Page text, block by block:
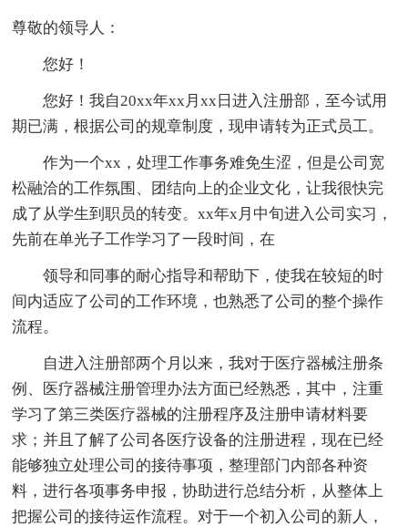
尊敬的领导人：
您好！
您好！我自20xx年xx月xx日进入注册部，至今试用
期已满，根据公司的规章制度，现申请转为正式员工。
作为一个xx，处理工作事务难免生涩，但是公司宽
松融洽的工作氛围、团结向上的企业文化，让我很快完
成了从学生到职员的转变。xx年x月中旬进入公司实习，
先前在单光子工作学习了一段时间，在
领导和同事的耐心指导和帮助下，使我在较短的时
间内适应了公司的工作环境，也熟悉了公司的整个操作
流程。
自进入注册部两个月以来，我对于医疗器械注册条
例、医疗器械注册管理办法方面已经熟悉，其中，注重
学习了第三类医疗器械的注册程序及注册申请材料要
求；并且了解了公司各医疗设备的注册进程，现在已经
能够独立处理公司的接待事项，整理部门内部各种资
料，进行各项事务申报，协助进行总结分析，从整体上
把握公司的接待运作流程。对于一个初入公司的新人，